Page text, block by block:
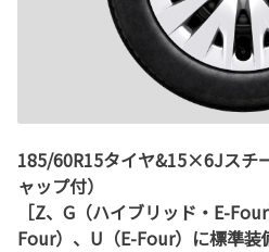
185/60R15タイヤ&15×6Jスチ
ャップ付）
［Z、G（ハイブリッド・E-
Four）、U（E-Four）に標準装